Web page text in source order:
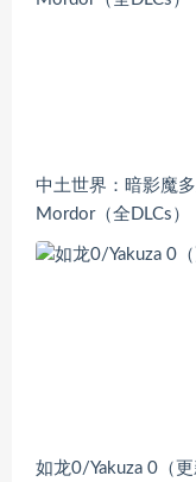
中土世界：暗影魔
Mordor（全DLCs）
如龙0/Yakuza 0（更